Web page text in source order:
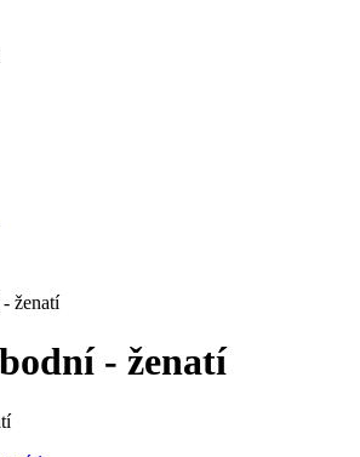
ženatí
- ženatí